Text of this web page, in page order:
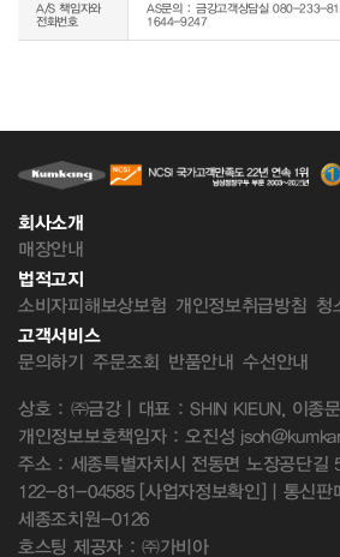
A/S 책임자와
전화번호
AS문의 : 금강고객상담실 080-233-
1644-9247
회사소개
매장안내
법적고지
소비자피해보상보험 개인정보취급방침 청
고객서비스
문의하기 주문조회 반품안내 수선안내
상호 : ㈜금강 | 대표 : SHIN KIEUN, 이종
개인정보보호책임자 : 오진성
주소 : 세종특별자치시 전동면 노장공단길
122-81-04585 [사업자정보확인] | 통신
세종조치원-0126
호스팅 제공자 : ㈜가비아